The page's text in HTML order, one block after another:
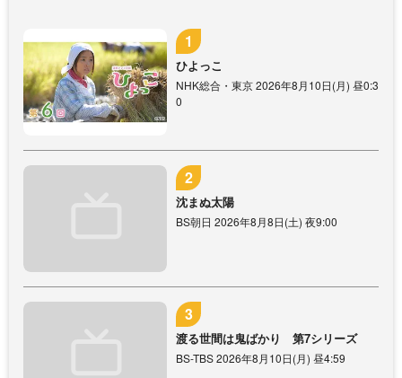
ひよっこ
NHK総合・東京 2026年8月10日(月) 昼0:3
0
沈まぬ太陽
BS朝日 2026年8月8日(土) 夜9:00
渡る世間は鬼ばかり 第7シリーズ
BS-TBS 2026年8月10日(月) 昼4:59